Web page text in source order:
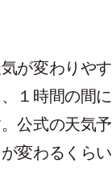
が変わりや
１時間の間
公式の天気
変わるくら